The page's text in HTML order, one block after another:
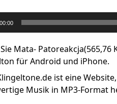
00:00
Mata-
für Android und iPhone.
ist eine
Musik in MP3-Format